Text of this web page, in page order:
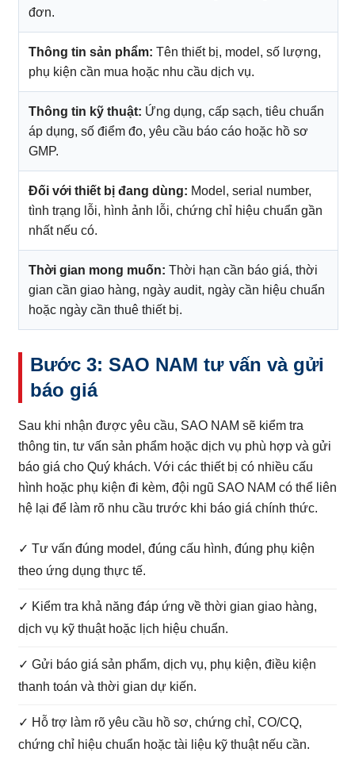
đơn.
Thông tin sản phẩm: Tên thiết bị, model, số lượng,
phụ kiện cần mua hoặc nhu cầu dịch vụ.
Thông tin kỹ thuật: Ứng dụng, cấp sạch, tiêu chuẩn
áp dụng, số điểm đo, yêu cầu báo cáo hoặc hồ sơ
GMP.
Đối với thiết bị đang dùng: Model, serial number,
tình trạng lỗi, hình ảnh lỗi, chứng chỉ hiệu chuẩn gần
nhất nếu có.
Thời gian mong muốn: Thời hạn cần báo giá, thời
gian cần giao hàng, ngày audit, ngày cần hiệu chuẩn
hoặc ngày cần thuê thiết bị.
Bước 3: SAO NAM tư vấn và gửi
báo giá
Sau khi nhận được yêu cầu, SAO NAM sẽ kiểm tra
thông tin, tư vấn sản phẩm hoặc dịch vụ phù hợp và gửi
báo giá cho Quý khách. Với các thiết bị có nhiều cấu
hình hoặc phụ kiện đi kèm, đội ngũ SAO NAM có thể liên
hệ lại để làm rõ nhu cầu trước khi báo giá chính thức.
✓ Tư vấn đúng model, đúng cấu hình, đúng phụ kiện
theo ứng dụng thực tế.
✓ Kiểm tra khả năng đáp ứng về thời gian giao hàng,
dịch vụ kỹ thuật hoặc lịch hiệu chuẩn.
✓ Gửi báo giá sản phẩm, dịch vụ, phụ kiện, điều kiện
thanh toán và thời gian dự kiến.
✓ Hỗ trợ làm rõ yêu cầu hồ sơ, chứng chỉ, CO/CQ,
chứng chỉ hiệu chuẩn hoặc tài liệu kỹ thuật nếu cần.